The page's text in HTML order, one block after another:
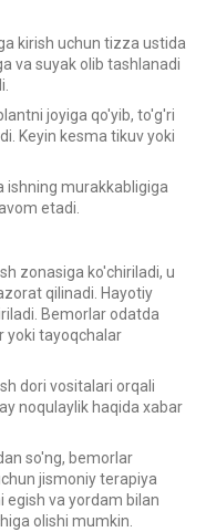
kirish uchun tizza ustida
va suyak olib tashlanadi
joyiga qo'yib, to'g'ri
Keyin kesma tikuv yoki
ishning murakkabligiga
etadi.
zonasiga ko'chiriladi, u
qilinadi. Hayotiy
Bemorlar odatda
yoki tayoqchalar
dori vositalari orqali
noqulaylik haqida xabar
so'ng, bemorlar
jismoniy terapiya
egish va yordam bilan
olishi mumkin.